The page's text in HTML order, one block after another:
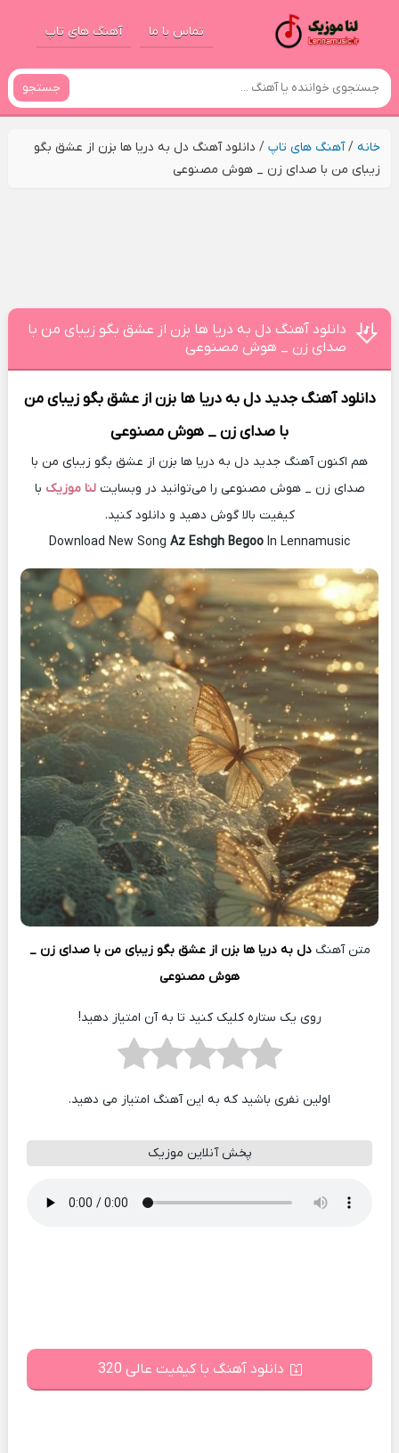
تماس با ما آهنگ های تاپ
جستجو
خانه/آهنگ های تاپ/ دانلود آهنگ دل به دریا ها بزن از عشق بگو
زیبای من با صدای زن _ هوش مصنوعی
دانلود آهنگ دل به دریا ها بزن از عشق بگو زیبای من با
صدای زن _ هوش مصنوعی
دانلود آهنگ جدید دل به دریا ها بزن از عشق بگو زیبای من
با صدای زن _ هوش مصنوعی
هم اکنون آهنگ جدید دل به دریا ها بزن از عشق بگو زیبای من با
صدای زن _ هوش مصنوعی را می‌توانید در وبسایتلنا موزیک با
کیفیت بالا گوش دهید و دانلود کنید.
Download New Song Az Eshgh Begoo In Lennamusic
متن آهنگدل به دریا ها بزن از عشق بگو زیبای من با صدای زن _
هوش مصنوعی
روی یک ستاره کلیک کنید تا به آن امتیاز دهید!
اولین نفری باشید که به این آهنگ امتیاز می دهید.
پخش آنلاین موزیک
دانلود آهنگ با کیفیت عالی 320